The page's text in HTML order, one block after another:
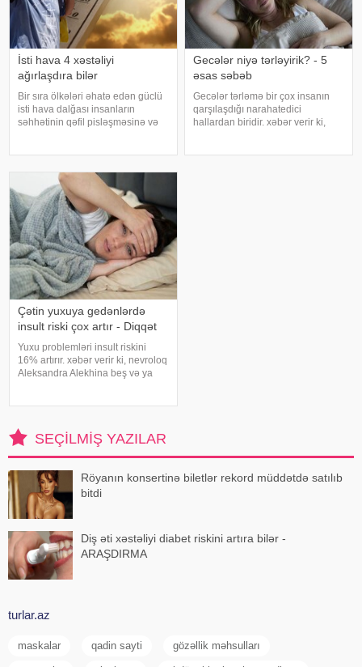
İsti hava 4 xəstəliyi
ağırlaşdıra bilər
Bir sıra ölkələri əhatə edən güclü
isti hava dalğası insanların
səhhətinin qəfil pisləşməsinə və
günvurma riski yaratmır. xarici
mediay
Gecələr niyə tərləyirik? - 5
əsas səbəb
Gecələr tərləmə bir çox insanın
qarşılaşdığı narahatedici
hallardan biridir. xəbər verir ki,
Çətin yuxuya gedənlərdə
insult riski çox artır - Diqqət
Yuxu problemləri insult riskini
16% artırır. xəbər verir ki, nevroloq
Aleksandra Alekhina beş və ya
həyatSEÇILMIŞ YAZILAR
Röyanın konsertinə biletlər rekord müddətdə satılıb
bitdi
Diş əti xəstəliyi diabet riskini artıra bilər -
ARAŞDIRMA
turlar.az
maskalar qadin sayti gözəllik məhsulları